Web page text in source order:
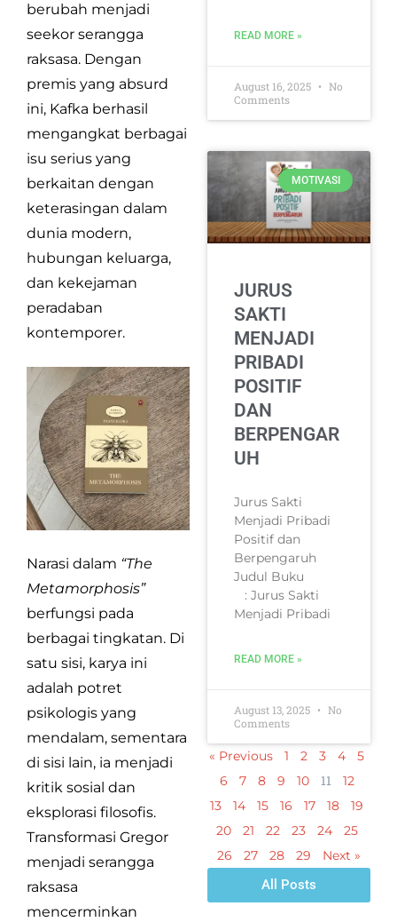
berubah menjadi
seekor serangga
raksasa. Dengan
premis yang absurd
ini, Kafka berhasil
mengangkat berbagai
isu serius yang
berkaitan dengan
keterasingan dalam
dunia modern,
hubungan keluarga,
dan kekejaman
peradaban
kontemporer.
Narasi dalam “The
Metamorphosis”
berfungsi pada
berbagai tingkatan. Di
satu sisi, karya ini
adalah potret
psikologis yang
mendalam, sementara
di sisi lain, ia menjadi
kritik sosial dan
eksplorasi filosofis.
Transformasi Gregor
menjadi serangga
raksasa
mencerminkan
READ MORE »
August 16, 2025
No
Comments
MOTIVASI
JURUS
SAKTI
MENJADI
PRIBADI
POSITIF
DAN
BERPENGAR
UH
Jurus Sakti
Menjadi Pribadi
Positif dan
Berpengaruh
Judul Buku
: Jurus Sakti
Menjadi Pribadi
READ MORE »
August 13, 2025
No
Comments
« Previous 1 2 3 4
5
6
7 8 9 10 11
12
13
14 15 16 17 18
19
20
21 22 23 24
25
26
27 28 29
Next »
All Posts